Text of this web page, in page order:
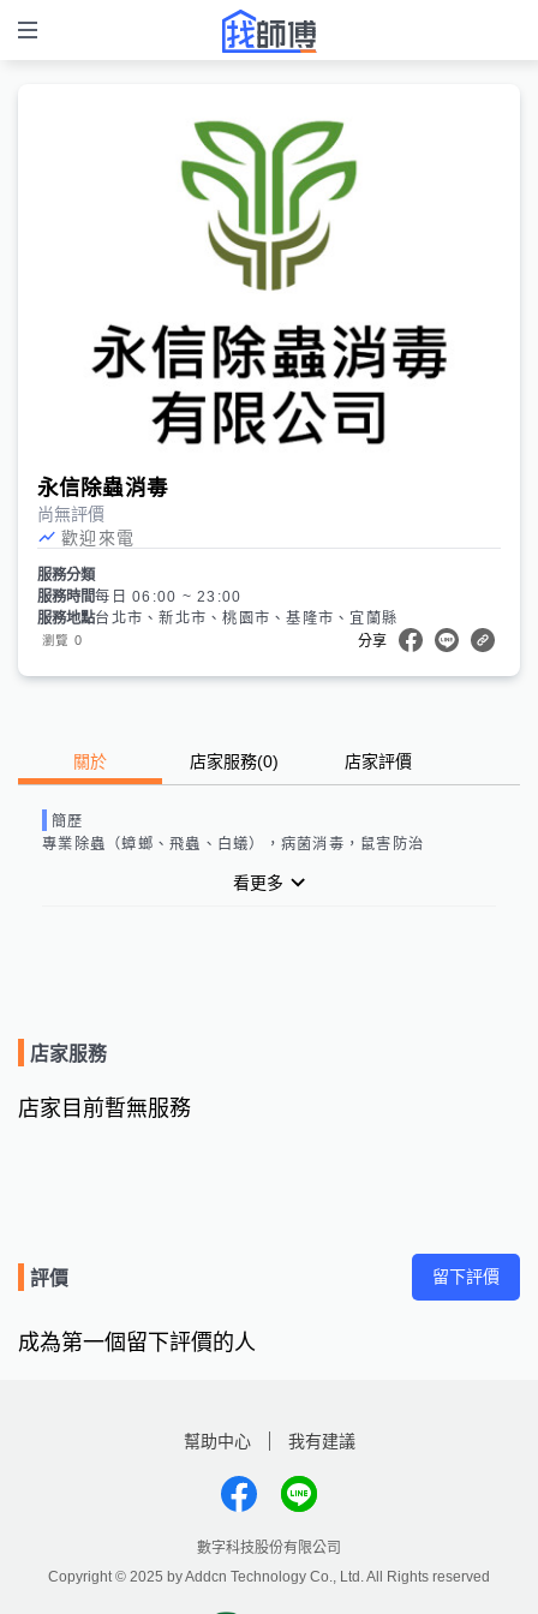
永信除蟲消毒
尚無評價
歡迎來電
服務分類
服務時間每日 06:00 ~ 23:00
服務地點台北市、新北市、桃園市、基隆市、宜蘭縣
瀏覽 0 分享
關於 店家服務(0) 店家評價
簡歷
專業除蟲（蟑螂、飛蟲、白蟻），病菌消毒，鼠害防治
看更多
店家服務
店家目前暫無服務
評價 留下評價
成為第一個留下評價的人
幫助中心 我有建議
數字科技股份有限公司
Copyright © 2025 by Addcn Technology Co., Ltd. All Rights reserved